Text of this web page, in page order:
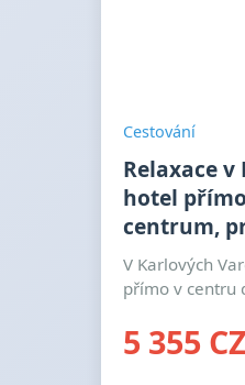
Cestování
Relaxace
hotel
centrum,
V Karlových
přímo v centru
5 355